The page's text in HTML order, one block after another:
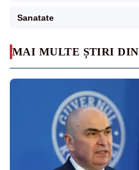
MAI MULTE ȘTIRI DIN
Sanatate